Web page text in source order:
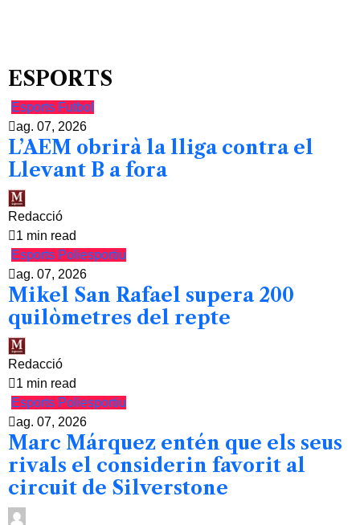
ESPORTS
Esports Futbol
ag. 07, 2026
L’AEM obrirà la lliga contra el
Llevant B a fora
Redacció
1 min read
Esports Poliesportiu
ag. 07, 2026
Mikel San Rafael supera 200
quilòmetres del repte
Redacció
1 min read
Esports Poliesportiu
ag. 07, 2026
Marc Márquez entén que els seus
rivals el considerin favorit al
circuit de Silverstone